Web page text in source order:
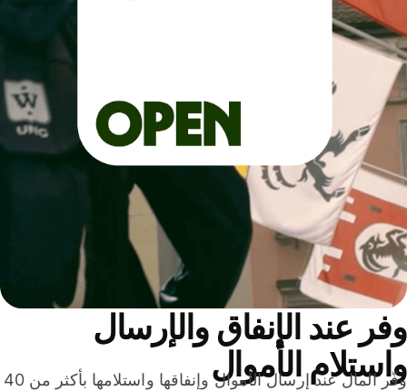
عند الإنفاق والإرسال
الأموال
وفّر المال عند إرسال الأموال وإنفاقها واستلامها بأكثر من 40